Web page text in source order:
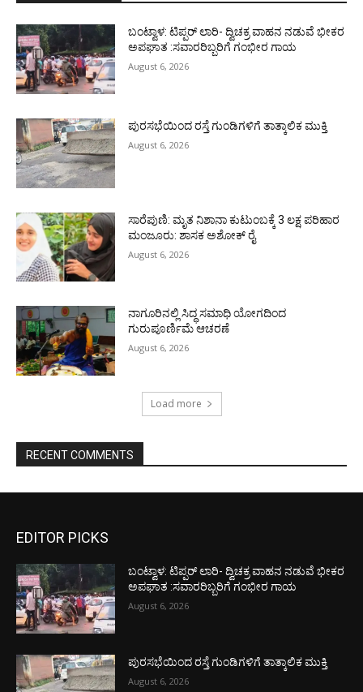
ಬಂಟ್ವಾಳ: ಟಿಪ್ಪರ್ ಲಾರಿ- ದ್ವಿಚಕ್ರ ವಾಹನ ನಡುವೆ ಭೀಕರ
ಅಪಘಾತ :ಸವಾರರಿಬ್ಬರಿಗೆ ಗಂಭೀರ ಗಾಯ
August 6, 2026
ಪುರಸಭೆಯಿಂದ ರಸ್ತೆ ಗುಂಡಿಗಳಿಗೆ ತಾತ್ಕಾಲಿಕ ಮುಕ್ತಿ
August 6, 2026
ಸಾರೆಪುಣಿ: ಮೃತ ನಿಶಾನಾ ಕುಟುಂಬಕ್ಕೆ 3 ಲಕ್ಷ ಪರಿಹಾರ
ಮಂಜೂರು: ಶಾಸಕ ಅಶೋಕ್ ರೈ
August 6, 2026
ನಾಗೂರಿನಲ್ಲಿ ಸಿದ್ಧ ಸಮಾಧಿ ಯೋಗದಿಂದ
ಗುರುಪೂರ್ಣಿಮೆ ಆಚರಣೆ
August 6, 2026
Load more
RECENT COMMENTS
EDITOR PICKS
ಬಂಟ್ವಾಳ: ಟಿಪ್ಪರ್ ಲಾರಿ- ದ್ವಿಚಕ್ರ ವಾಹನ ನಡುವೆ ಭೀಕರ
ಅಪಘಾತ :ಸವಾರರಿಬ್ಬರಿಗೆ ಗಂಭೀರ ಗಾಯ
August 6, 2026
ಪುರಸಭೆಯಿಂದ ರಸ್ತೆ ಗುಂಡಿಗಳಿಗೆ ತಾತ್ಕಾಲಿಕ ಮುಕ್ತಿ
August 6, 2026